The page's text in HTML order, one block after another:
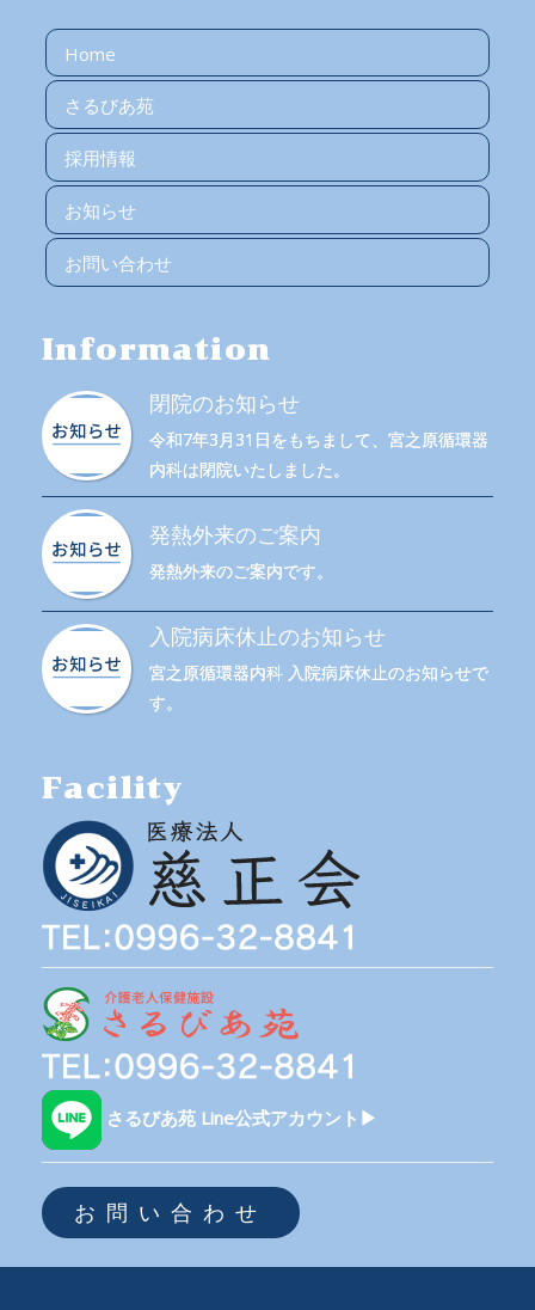
Home
さるびあ苑
採用情報
お知らせ
お問い合わせ
Information
閉院のお知らせ
令和7年3月31日をもちまして、宮之原循環器
内科は閉院いたしました。
発熱外来のご案内
発熱外来のご案内です。
入院病床休止のお知らせ
宮之原循環器内科 入院病床休止のお知らせで
す。
Facility
さるびあ苑 Line公式アカウント▶
お問い合わせ